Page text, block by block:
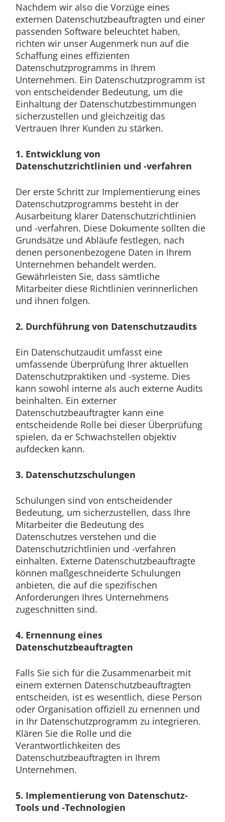
Nachdem wir also die Vorzüge eines
externen Datenschutzbeauftragten und einer
passenden Software beleuchtet haben,
richten wir unser Augenmerk nun auf die
Schaffung eines effizienten
Datenschutzprogramms in Ihrem
Unternehmen. Ein Datenschutzprogramm ist
von entscheidender Bedeutung, um die
Einhaltung der Datenschutzbestimmungen
sicherzustellen und gleichzeitig das
Vertrauen Ihrer Kunden zu stärken.
1. Entwicklung von
Datenschutzrichtlinien und -verfahren
Der erste Schritt zur Implementierung eines
Datenschutzprogramms besteht in der
Ausarbeitung klarer Datenschutzrichtlinien
und -verfahren. Diese Dokumente sollten die
Grundsätze und Abläufe festlegen, nach
denen personenbezogene Daten in Ihrem
Unternehmen behandelt werden.
Gewährleisten Sie, dass sämtliche
Mitarbeiter diese Richtlinien verinnerlichen
und ihnen folgen.
2. Durchführung von Datenschutzaudits
Ein Datenschutzaudit umfasst eine
umfassende Überprüfung Ihrer aktuellen
Datenschutzpraktiken und -systeme. Dies
kann sowohl interne als auch externe Audits
beinhalten. Ein externer
Datenschutzbeauftragter kann eine
entscheidende Rolle bei dieser Überprüfung
spielen, da er Schwachstellen objektiv
aufdecken kann.
3. Datenschutzschulungen
Schulungen sind von entscheidender
Bedeutung, um sicherzustellen, dass Ihre
Mitarbeiter die Bedeutung des
Datenschutzes verstehen und die
Datenschutzrichtlinien und -verfahren
einhalten. Externe Datenschutzbeauftragte
können maßgeschneiderte Schulungen
anbieten, die auf die spezifischen
Anforderungen Ihres Unternehmens
zugeschnitten sind.
4. Ernennung eines
Datenschutzbeauftragten
Falls Sie sich für die Zusammenarbeit mit
einem externen Datenschutzbeauftragten
entscheiden, ist es wesentlich, diese Person
oder Organisation offiziell zu ernennen und
in Ihr Datenschutzprogramm zu integrieren.
Klären Sie die Rolle und die
Verantwortlichkeiten des
Datenschutzbeauftragten in Ihrem
Unternehmen.
5. Implementierung von Datenschutz-
Tools und -Technologien